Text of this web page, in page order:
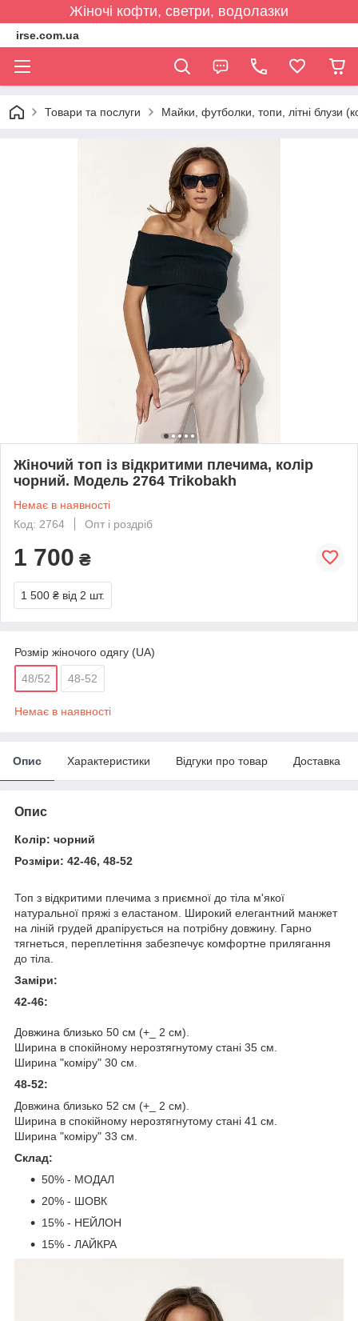
Жіночі кофти, светри, водолазки
irse.com.ua
Товари та послуги Майки, футболки, топи, літні блузи
Жіночий топ із відкритими плечима, колір
чорний. Модель 2764 Trikobakh
Немає в наявності
Код: 2764
Опт і роздріб
1 700 ₴
1 500 ₴ від 2 шт.
Розмір жіночого одягу (UA)
48/52 48-52
Немає в наявності
Опис Характеристики Відгуки про товар Доставка
Опис
Колір: чорний
Розміри: 42-46, 48-52
Топ з відкритими плечима з приємної до тіла м'якої
натуральної пряжі з еластаном. Широкий елегантний манжет
на ліній грудей драпірується на потрібну довжину. Гарно
тягнеться, переплетіння забезпечує комфортне прилягання
до тіла.
Заміри:
42-46:
Довжина близько 50 см (+_ 2 см).
Ширина в спокійному нерозтягнутому стані 35 см.
Ширина "коміру" 30 см.
48-52:
Довжина близько 52 см (+_ 2 см).
Ширина в спокійному нерозтягнутому стані 41 см.
Ширина "коміру" 33 см.
Склад:
50% - МОДАЛ
20% - ШОВК
15% - НЕЙЛОН
15% - ЛАЙКРА